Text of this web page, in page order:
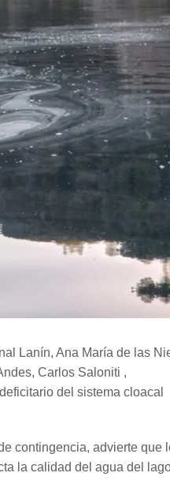
Lanín, Ana María de las
Carlos Saloniti ,
del sistema cloacal
contingencia, advierte que
la calidad del agua del